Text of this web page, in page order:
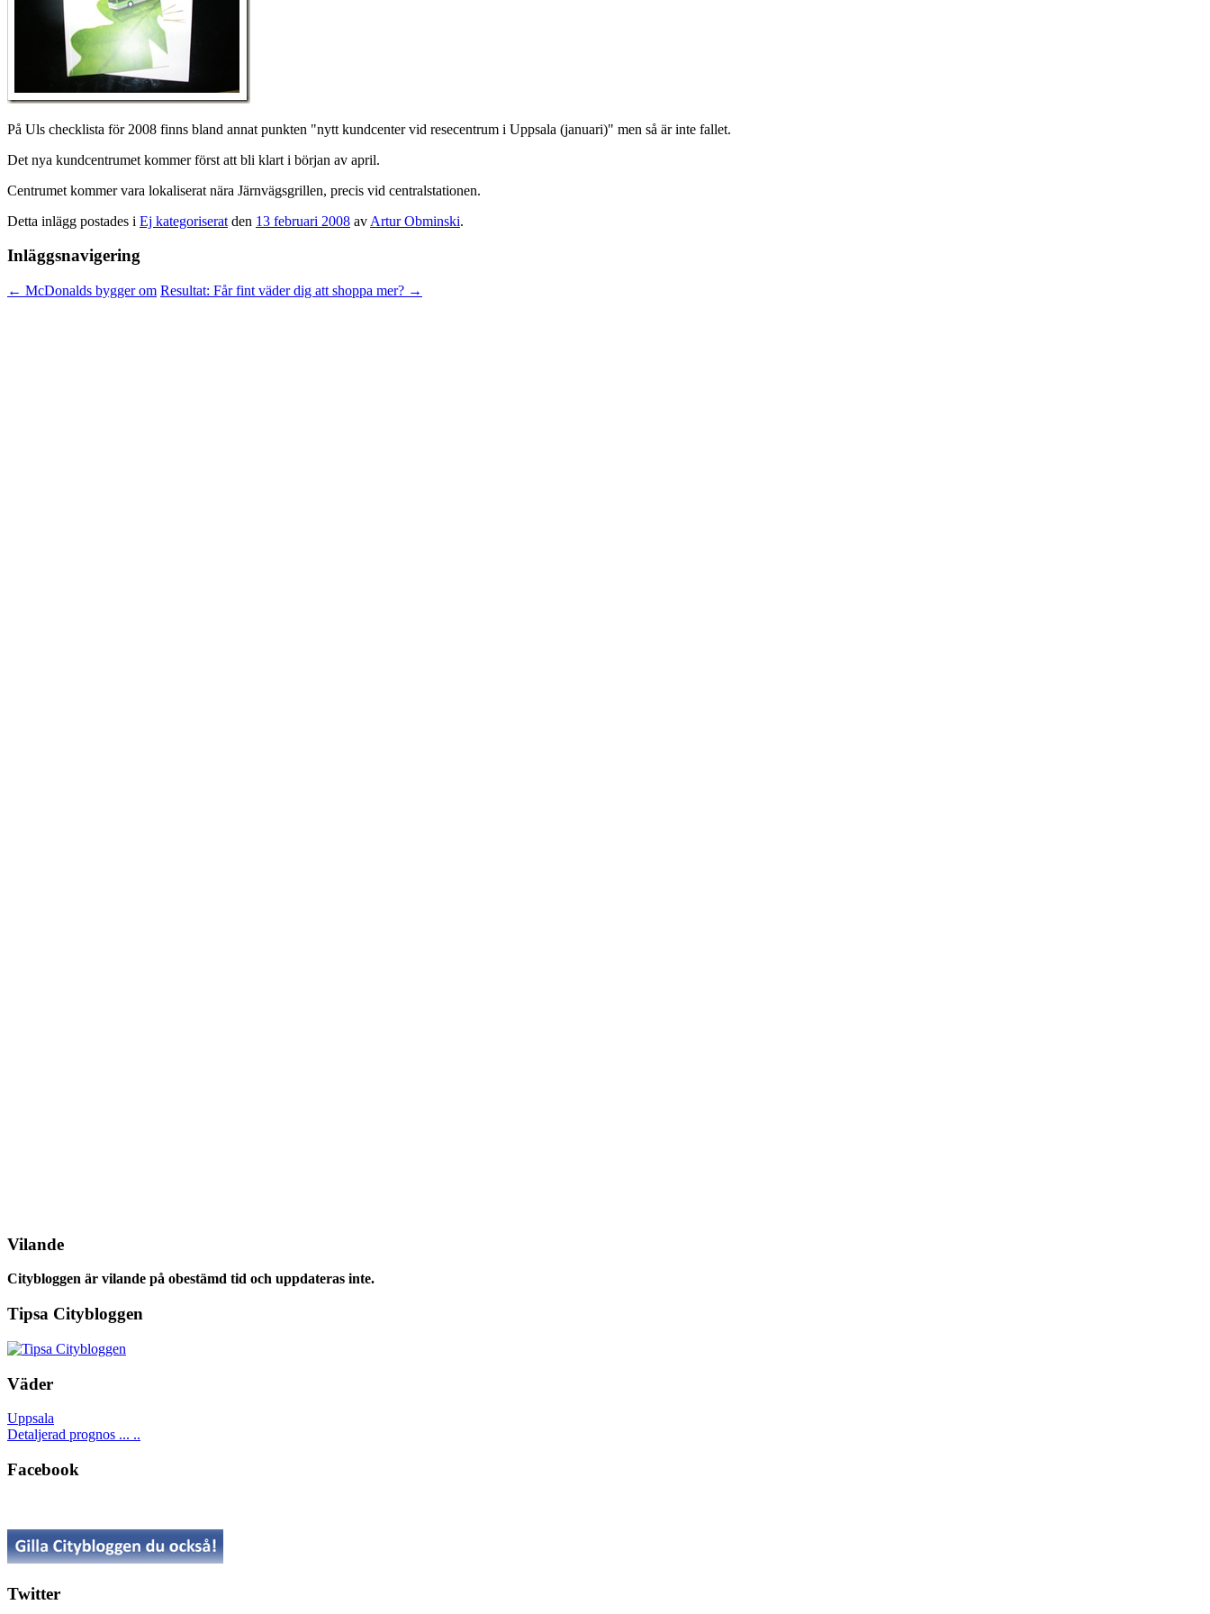
På Uls checklista för 2008 finns bland annat punkten "nytt kundcenter vid resecentrum i Uppsala (januari)" men så är inte fallet.
Det nya kundcentrumet kommer först att bli klart i början av april.
Centrumet kommer vara lokaliserat nära Järnvägsgrillen, precis vid centralstationen.
Detta inlägg postades i Ej kategoriserat den 13 februari 2008 av Artur Obminski.
Inläggsnavigering
← McDonalds bygger om Resultat: Får fint väder dig att shoppa mer? →
Vilande
Citybloggen är vilande på obestämd tid och uppdateras inte.
Tipsa Citybloggen
Väder
Uppsala
Detaljerad prognos ... ..
Facebook
Twitter